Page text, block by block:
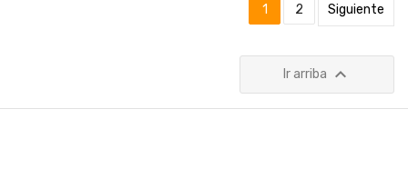
1 2 Siguiente
Ir arriba 